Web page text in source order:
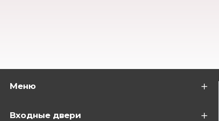
Меню
Входные двери